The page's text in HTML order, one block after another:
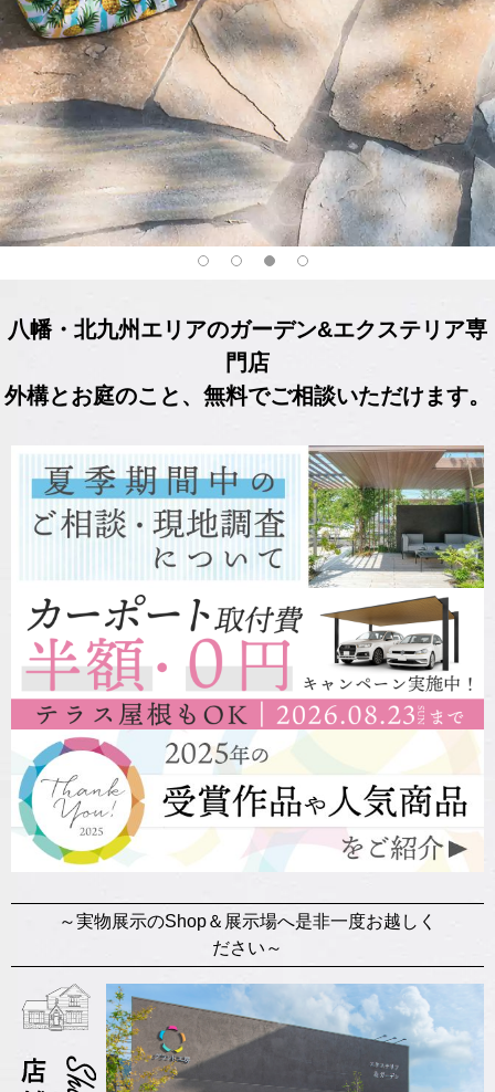
八幡・北九州エリアのガーデン&エクステリア専
門店
外構とお庭のこと、無料でご相談いただけます。
～実物展示のShop＆展示場へ是非一度お越しく
ださい～